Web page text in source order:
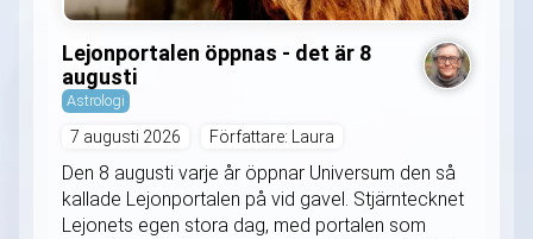
Lejonportalen öppnas - det är 8
augusti
Astrologi
7 augusti 2026 Författare: Laura
Den 8 augusti varje år öppnar Universum den så
kallade Lejonportalen på vid gavel. Stjärntecknet
Lejonets egen stora dag, med portalen som